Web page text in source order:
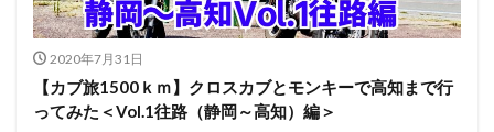
2020年7月31日
【カブ旅1500ｋｍ】クロスカブとモンキーで高知まで行
ってみた＜Vol.1往路（静岡～高知）編＞